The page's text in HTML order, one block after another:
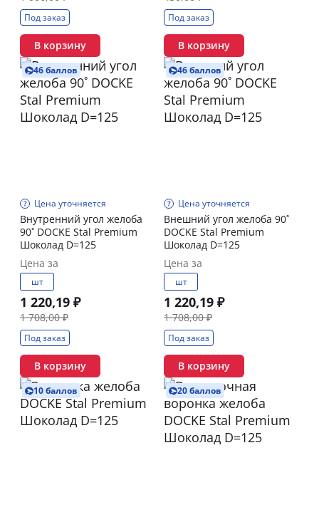
Под заказ
В корзину
Под заказ
В корзину
46 баллов
Цена уточняется
Внутренний угол желоба
90˚ DOCKE Stal Premium
Шоколад D=125
Цена за
шт
1 220,19 ₽
1 708,00 ₽
Под заказ
В корзину
46 баллов
Цена уточняется
Внешний угол желоба 90˚
DOCKE Stal Premium
Шоколад D=125
Цена за
шт
1 220,19 ₽
1 708,00 ₽
Под заказ
В корзину
10 баллов 20 баллов